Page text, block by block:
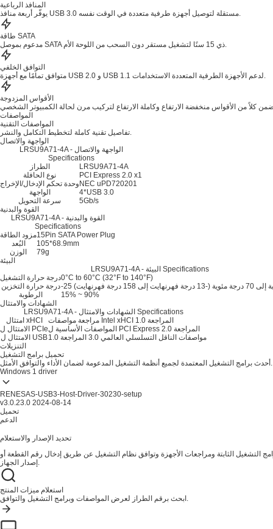
المنافذ الرباعية
يوفّر أربعة منافذ USB 3.0 مستقلة لتوصيل أجهزة طرفية متعددة في الوقت نفسه.
طاقة SATA
مدعوم بموصل SATA ذي 15 سنًا لتشغيل مستقر دون السحب من اللوحة الأم.
التوافق الخلفي
متوافق تمامًا مع أجهزة USB 2.0 و USB 1.1 لدعم الأجهزة الطرفية المتعددة الاستخدامات.
الأقواس المزدوجة
المواصفات
المواصفات التقنية
تفاصيل تقنية كاملة لتخطيط التكامل والنشر.
الواجهة والاتصال
LRSU9A71-4A - الواجهة والاتصال
Specifications
الطراز
LRSU9A71-4A
نوع الحافلة
PCI Express 2.0 x1
وحدة تحكم الإدخال/الإخراج NEC uPD720201
الواجهة
4*USB 3.0
سرعة التحويل
5Gb/s
القوة والبدنية
LRSU9A71-4A - القوة والبدنية
Specifications
مزود الطاقة15Pin SATA Power Plug
البُعد
105*68.9mm
الوزن
79g
البيئة
LRSU9A71-4A - البيئة Specifications
درجة حرارة التشغيل0°C to 60°C (32°F to 140°F)
درجة حرارة التخزين
إلى 158 درجة فهرنهايت)
الرطوبة
15% ~ 90%
الشهادات والامتثال
LRSU9A71-4A - الشهادات والامتثال Specifications
امتثال xHCI
مراجعة مواصفات Intel xHCI المراجعة 1.0
الامتثال ل PCIe
المواصفات الأساسية ل PCI Express المراجعة 2.0
الامتثال ل USB
مواصفات الناقل التسلسلي العالمي 3.0 المراجعة 1.0
التنزيلات
تحميل برامج التشغيل
أحدث برامج التشغيل المعتمدة لجميع أنظمة التشغيل المدعومة لضمان الأداء والتوافق الأمثل.
Windows 1 driver
RENESAS-USB3-Host-Driver-30230-setup
v3.0.23.0 2024-08-14
تحميل
الدعم
تحديد الإصدار والاستعلام
التشغيل الثابتة ومراجعات الأجهزة وتوافق نظام التشغيل عن طريق إدخال رقم القطعة أو
إصدار الجهاز.
استعلام ميزات المنتج
ابحث برقم الطراز لعرض المواصفات وبرامج التشغيل والتوافق.